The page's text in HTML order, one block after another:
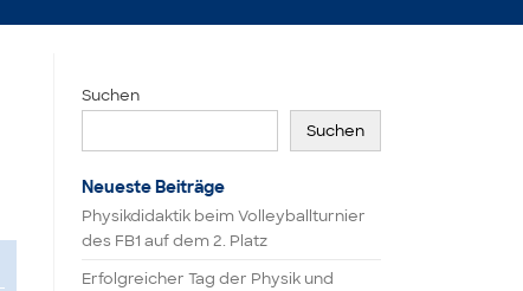
Suchen
Suchen
Neueste Beiträge
Physikdidaktik beim Volleyballturnier
des FB1 auf dem 2. Platz
Erfolgreicher Tag der Physik und